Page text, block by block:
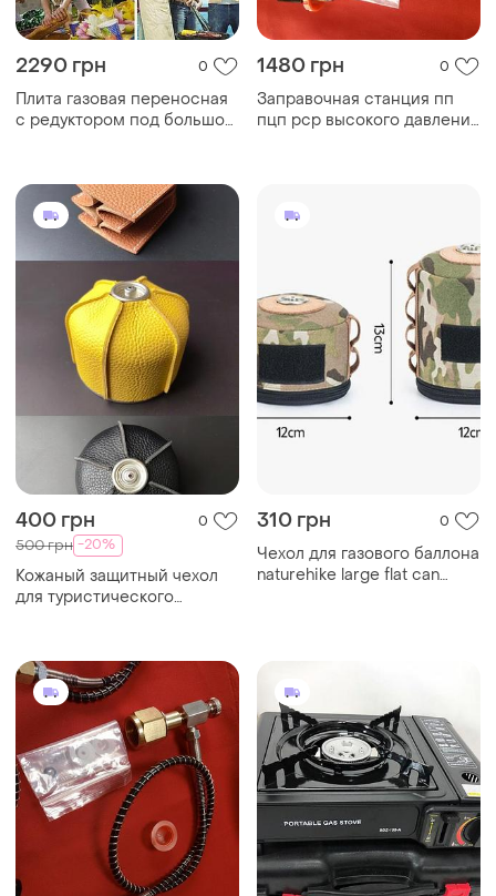
2290 грн 0
Плита газовая переносная
c редуктором под большой
1480 грн 0
Заправочная станция пп
пцп pcp высокого давления
400 грн 0
500 грн -20%
Кожаный защитный чехол
для туристического
310 грн 0
Чехол для газового баллона
naturehike large flat can